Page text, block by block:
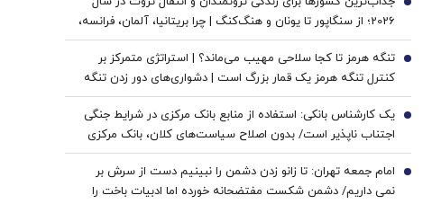
2026؛ از سنگاپور تا یونان و هنگ‌کنگ | چرا بریتانیا، آلمان، فرانسه،
نروژ و کره جنوبی درحال از دست دادن جذابیت هستند؟
5
تنگه هرمز تا کجا سلاحی مهیب می‌ماند؟ | استراتژی متمرکز بر
کنترل تنگه هرمز یک قمار بزرگ است | دشواری‌های دور زدن تنگه
برای نفت خام
6
یک کارشناس بانکی: استفاده از منابع بانک مرکزی در شرایط جنگی
اجتناب ناپذیر است/ بدون اصلاح سیاست‌های کلان، بانک مرکزی
به تنهایی قادر به مهار تورم نیست
7
امام جمعه تهران: تا زانو زدن دشمن را نبینیم دست از سرش بر
نمی داریم/ دشمن شکست مفتضحانه خورده اما ادبیات باخت را
8